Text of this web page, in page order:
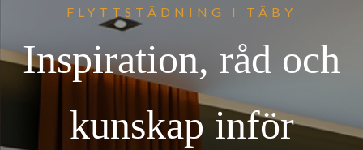
FLYTTSTÄDNING I TÄBY
Inspiration, råd och
kunskap inför